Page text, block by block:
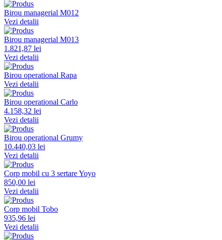
Birou managerial M012
Vezi detalii
Birou managerial M013
1.821,87 lei
Vezi detalii
Birou operational Rapa
Vezi detalii
Birou operational Carlo
4.158,32 lei
Vezi detalii
Birou operational Grumy
10.440,03 lei
Vezi detalii
Corp mobil cu 3 sertare Yoyo
850,00 lei
Vezi detalii
Corp mobil Tobo
935,96 lei
Vezi detalii